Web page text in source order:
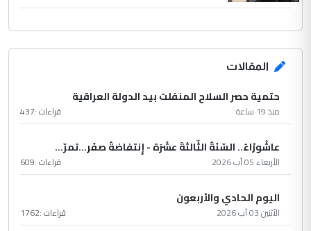
المقالات
حتمية حصر السلاح المنفلت بيد الدولة العراقية
منذ 19 ساعة قراءات :437
عاشُورْاءُ.. السّنَةُ الثّالثةَ عشَرَة - إِنتفاضةُ صفَر…تمرّ...
الأربعاء 05 آب 2026 قراءات :609
اليوم الحادي والأربعون
الأثنين 03 آب 2026 قراءات :1762